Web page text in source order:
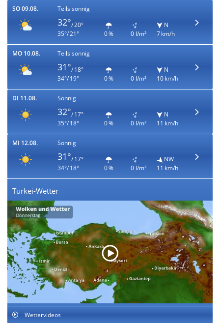
SO 09.08. Teils sonnig
32°/ 20°
35°/ 21°
0 % 0 l/m²
N
7 km/h
MO 10.08. Teils sonnig
31°/ 18°
34°/ 19°
0 % 0 l/m²
N
10 km/h
DI 11.08. Sonnig
32°/ 17°
35°/ 18°
0 % 0 l/m²
N
11 km/h
MI 12.08. Sonnig
31°/ 17°
34°/ 18°
0 % 0 l/m²
NW
11 km/h
Türkei-Wetter
Wettervideos